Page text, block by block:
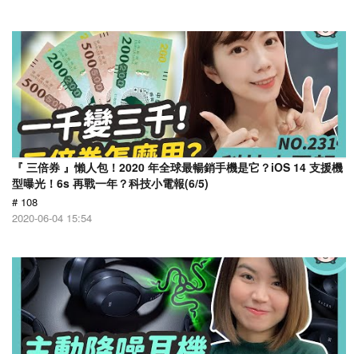
『 三倍券 』懶人包！2020 年全球最暢銷手機是它？iOS 14 支援機
型曝光！6s 再戰一年？科技小電報(6/5)
# 108
2020-06-04 15:54